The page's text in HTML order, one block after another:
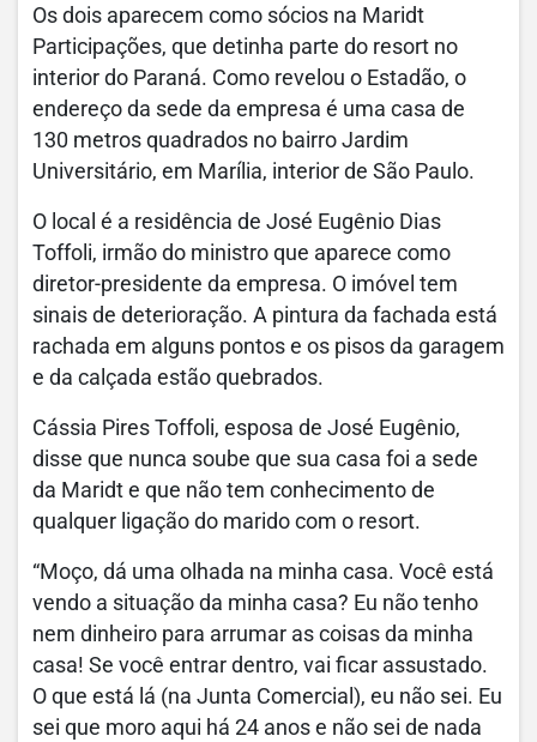
Os dois aparecem como sócios na Maridt
Participações, que detinha parte do resort no
interior do Paraná. Como revelou o Estadão, o
endereço da sede da empresa é uma casa de
130 metros quadrados no bairro Jardim
Universitário, em Marília, interior de São Paulo.
O local é a residência de José Eugênio Dias
Toffoli, irmão do ministro que aparece como
diretor-presidente da empresa. O imóvel tem
sinais de deterioração. A pintura da fachada está
rachada em alguns pontos e os pisos da garagem
e da calçada estão quebrados.
Cássia Pires Toffoli, esposa de José Eugênio,
disse que nunca soube que sua casa foi a sede
da Maridt e que não tem conhecimento de
qualquer ligação do marido com o resort.
“Moço, dá uma olhada na minha casa. Você está
vendo a situação da minha casa? Eu não tenho
nem dinheiro para arrumar as coisas da minha
casa! Se você entrar dentro, vai ficar assustado.
O que está lá (na Junta Comercial), eu não sei. Eu
sei que moro aqui há 24 anos e não sei de nada